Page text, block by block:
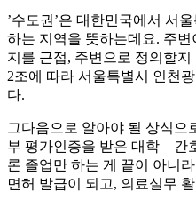
​’수도권’은 대한민국에서 서
하는 지역을 뜻하는데요. 주
지를 근접, 주변으로 정의할지
2조에 따라 서울특별시 인천
다.
그다음으로 알아야 될 상식으
부 평가인증을 받은 대학 – 간
론 졸업만 하는 게 끝이 아니
면허 발급이 되고, 의료실무